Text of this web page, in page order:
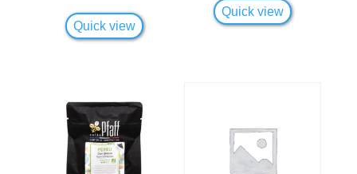
Quick view
Quick view